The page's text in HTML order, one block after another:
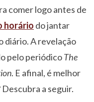
comer logo antes de
horário do jantar
diário. A revelação
pelo periódicoThe
. E afinal, é melhor
a seguir.